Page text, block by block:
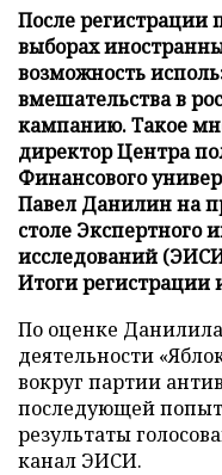
После регистрации
выборах
возможность
вмешательства в
кампанию. Такое
директор Центра
Финансового
Павел Данилин на
столе Экспертного
исследований
Итоги регистрации
По оценке
деятельности
вокруг партии
последующей
результаты
канал ЭИСИ.